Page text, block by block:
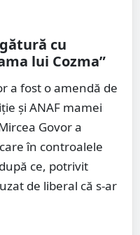
cu
lui Cozma”
a fost o amendă de
și ANAF mamei
Govor a
în controalele
ce, potrivit
de liberal că s-ar